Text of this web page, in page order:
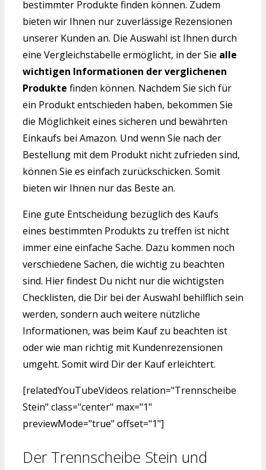
bestimmter Produkte finden können. Zudem
bieten wir Ihnen nur zuverlässige Rezensionen
unserer Kunden an. Die Auswahl ist Ihnen durch
eine Vergleichstabelle ermöglicht, in der Sie alle
wichtigen Informationen der verglichenen
Produkte finden können. Nachdem Sie sich für
ein Produkt entschieden haben, bekommen Sie
die Möglichkeit eines sicheren und bewährten
Einkaufs bei Amazon. Und wenn Sie nach der
Bestellung mit dem Produkt nicht zufrieden sind,
können Sie es einfach zurückschicken. Somit
bieten wir Ihnen nur das Beste an.
Eine gute Entscheidung bezüglich des Kaufs
eines bestimmten Produkts zu treffen ist nicht
immer eine einfache Sache. Dazu kommen noch
verschiedene Sachen, die wichtig zu beachten
sind. Hier findest Du nicht nur die wichtigsten
Checklisten, die Dir bei der Auswahl behilflich sein
werden, sondern auch weitere nützliche
Informationen, was beim Kauf zu beachten ist
oder wie man richtig mit Kundenrezensionen
umgeht. Somit wird Dir der Kauf erleichtert.
[relatedYouTubeVideos relation="Trennscheibe
Stein" class="center" max="1"
previewMode="true" offset="1"]
Der Trennscheibe Stein und